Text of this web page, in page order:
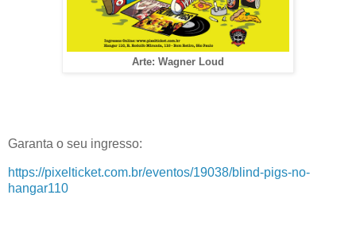
Arte: Wagner Loud
Garanta o seu ingresso:
https://pixelticket.com.br/eventos/19038/blind-pigs-no-
hangar110